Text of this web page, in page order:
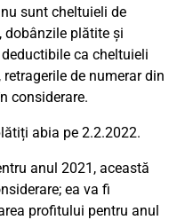
sunt cheltuieli de
dobânzile plătite și
ca cheltuieli
de numerar din
considerare.
abia pe 2.2.2022.
anul 2021, această
ea va fi
profitului pentru anul